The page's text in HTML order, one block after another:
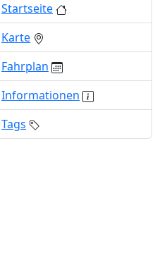
Startseite
Karte
Fahrplan
Informationen
Tags